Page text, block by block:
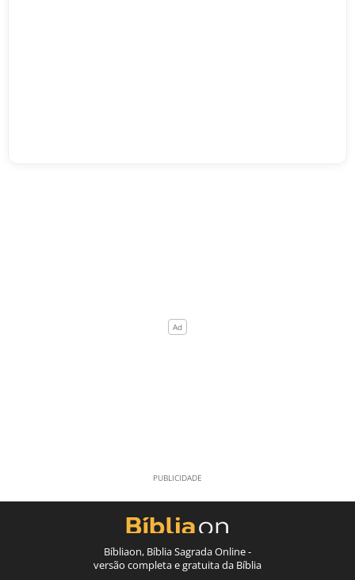
Bíbliaon, Bíblia Sagrada Online -
versão completa e gratuita da Bíblia